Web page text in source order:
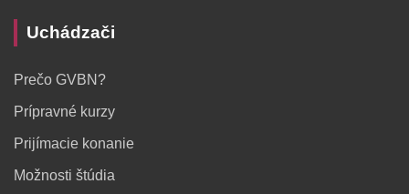
Uchádzači
Prečo GVBN?
Prípravné kurzy
Prijímacie konanie
Možnosti štúdia